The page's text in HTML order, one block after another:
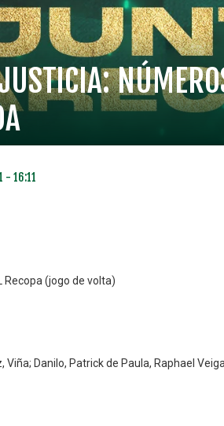
- 16:11
Recopa (jogo de volta)
Danilo, Patrick de Paula, Raphael